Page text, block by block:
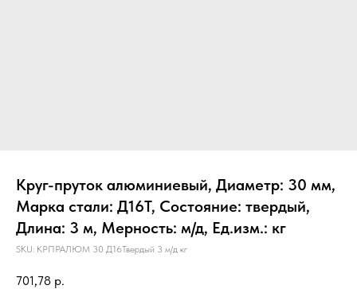
Круг-пруток алюминиевый, Диаметр: 30 мм,
Марка стали: Д16Т, Состояние: твердый,
Длина: 3 м, Мерность: м/д, Ед.изм.: кг
SKU: КРПРАЛЮМ 30 Д16Твердый 3 м/д кг
701,78 р.